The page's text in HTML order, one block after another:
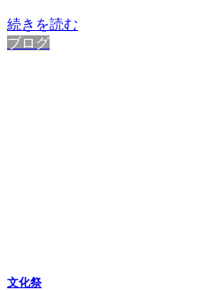
続きを読む
ブログ
文化祭